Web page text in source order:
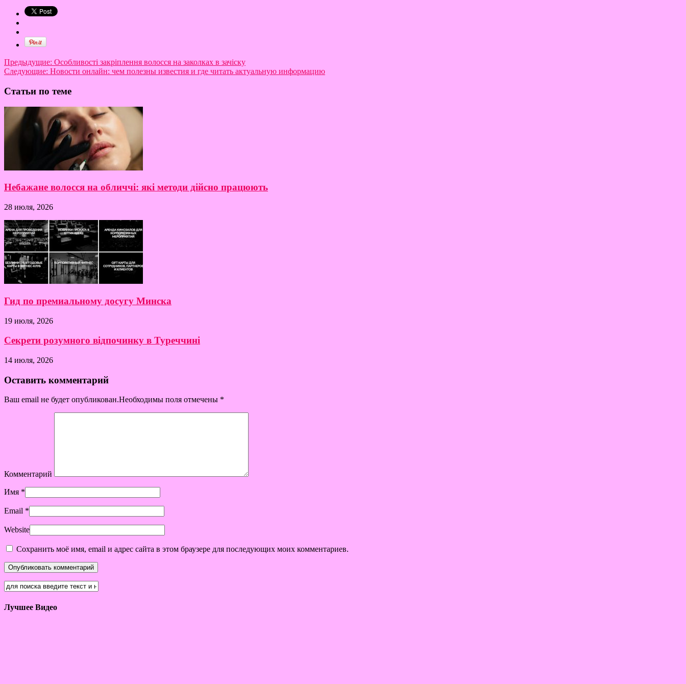
Предыдущие: Особливості закріплення волосся на заколках в зачіску
Следующие: Новости онлайн: чем полезны известия и где читать актуальную информацию
Статьи по теме
Небажане волосся на обличчі: які методи дійсно працюють
28 июля, 2026
Гид по премиальному досугу Минска
19 июля, 2026
Секрети розумного відпочинку в Туреччині
14 июля, 2026
Оставить комментарий
Ваш email не будет опубликован.Необходимы поля отмечены *
Комментарий
Имя *
Email *
Website
Сохранить моё имя, email и адрес сайта в этом браузере для последующих моих комментариев.
Лучшее Видео